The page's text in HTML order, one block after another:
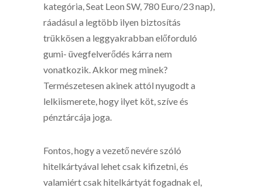
kategória, Seat Leon SW, 780 Euro/23 nap),
ráadásul a legtöbb ilyen biztosítás
trükkösen a leggyakrabban előforduló
gumi- üvegfelverődés kárra nem
vonatkozik. Akkor meg minek?
Természetesen akinek attól nyugodt a
lelkiismerete, hogy ilyet köt, szíve és
pénztárcája joga.
Fontos, hogy a vezető nevére szóló
hitelkártyával lehet csak kifizetni, és
valamiért csak hitelkártyát fogadnak el,